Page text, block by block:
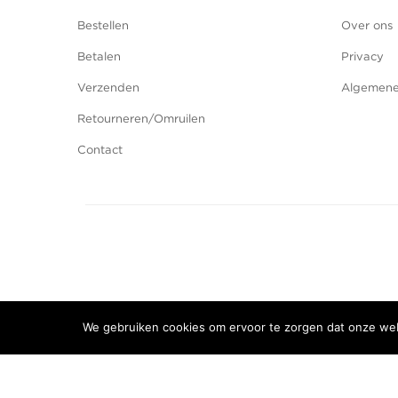
Bestellen
Betalen
Verzenden
Retourneren/Omruilen
Contact
Over ons
Privacy
We gebruiken cookies om ervoor te zorgen dat onze